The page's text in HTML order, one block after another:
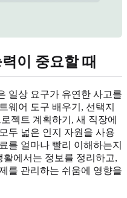
이 중요할 때
일상 요구가 유연한 사고를
웨어 도구 배우기, 선택지
젝트 계획하기, 새 직장에
두 넓은 인지 자원을 사용
를 얼마나 빨리 이해하는지
에서는 정보를 정리하고,
를 관리하는 쉬움에 영향을